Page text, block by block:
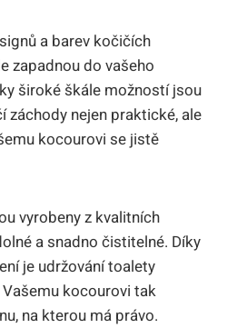
a barev kočičích
zapadnou do vašeho
široké škále možností jsou
záchody nejen praktické, ale
kocourovi se jistě
vyrobeny z kvalitních
a snadno čistitelné. Díky
je udržování toalety
kocourovi tak
na kterou má právo.